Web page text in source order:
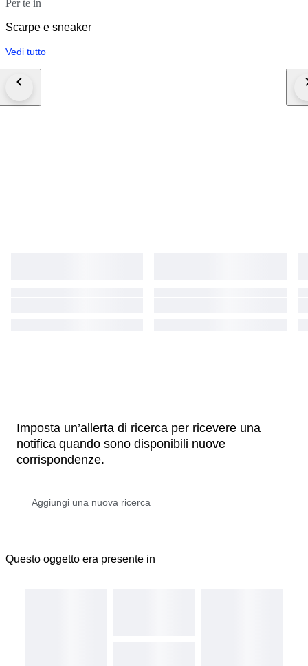
Per te in
Scarpe e sneaker
Vedi tutto
Imposta un’allerta di ricerca per ricevere una
notifica quando sono disponibili nuove
corrispondenze.
Questo oggetto era presente in